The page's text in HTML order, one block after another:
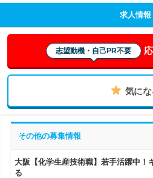
求人情報
志望動機・自己PR不要 応
気にな
その他の募集情報
大阪【化学生産技術職】若手活躍中！
る